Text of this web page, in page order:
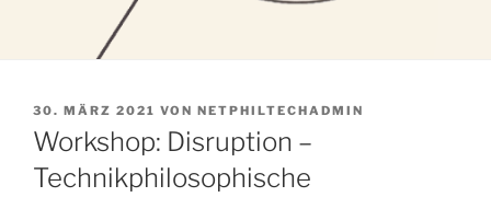
VERÖFFENTLICHT
AM
30. MÄRZ 2021 VON NETPHILTECHADMIN
Workshop: Disruption –
Technikphilosophische